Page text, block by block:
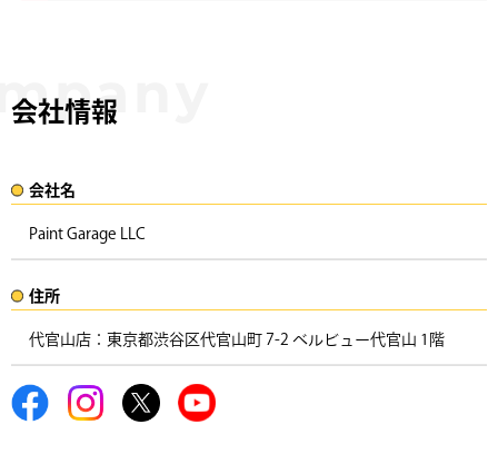
会社情報
会社名​
Paint Garage LLC
住所​​
代官山店：東京都渋谷区代官山町 7-2 ベルビュー代官山 1階 ​